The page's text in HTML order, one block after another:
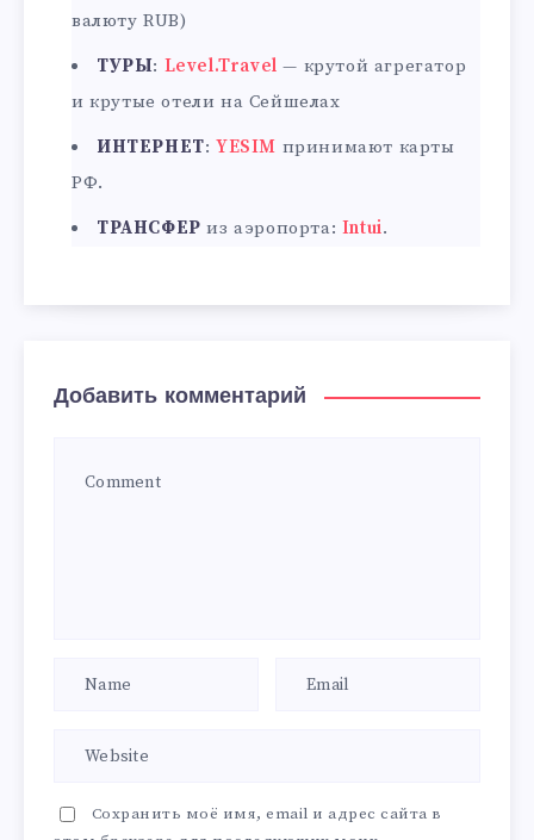
валюту RUB)
ТУРЫ: Level.Travel — крутой агрегатор
и крутые отели на Сейшелах
ИНТЕРНЕТ:YESIM принимают карты
РФ.
ТРАНСФЕР из аэропорта: Intui.
Добавить комментарий
Сохранить моё имя, email и адрес сайта в